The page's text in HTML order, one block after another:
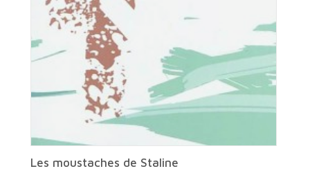
Les moustaches de Staline